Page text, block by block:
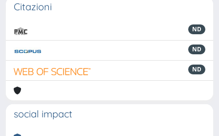
Citazioni
ND
ND
ND
social impact